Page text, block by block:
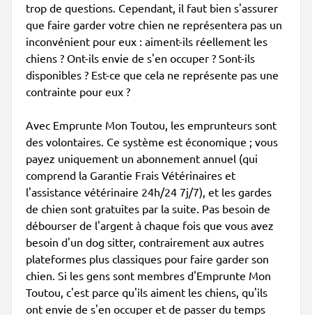
trop de questions. Cependant, il faut bien s'assurer
que faire garder votre chien ne représentera pas un
inconvénient pour eux : aiment-ils réellement les
chiens ? Ont-ils envie de s'en occuper ? Sont-ils
disponibles ? Est-ce que cela ne représente pas une
contrainte pour eux ?
Avec Emprunte Mon Toutou, les emprunteurs sont
des volontaires. Ce système est économique ; vous
payez uniquement un abonnement annuel (qui
comprend la Garantie Frais Vétérinaires et
l'assistance vétérinaire 24h/24 7j/7), et les gardes
de chien sont gratuites par la suite. Pas besoin de
débourser de l'argent à chaque fois que vous avez
besoin d'un dog sitter, contrairement aux autres
plateformes plus classiques pour faire garder son
chien. Si les gens sont membres d'Emprunte Mon
Toutou, c'est parce qu'ils aiment les chiens, qu'ils
ont envie de s'en occuper et de passer du temps